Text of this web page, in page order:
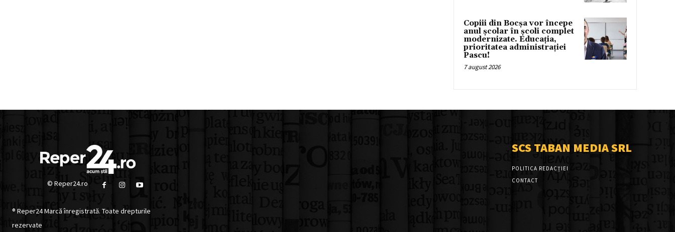
Copiii din Bocșa vor începe
anul școlar în școli complet
modernizate. Educația,
prioritatea administrației
Pascu!
7 august 2026
© Reper24.ro
® Reper24 Marcă înregistrată. Toate drepturile
rezervate
SCS TABAN MEDIA SRL
POLITICA REDACȚIEI
CONTACT